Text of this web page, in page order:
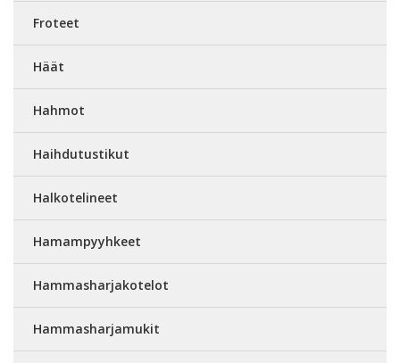
Froteet
Häät
Hahmot
Haihdutustikut
Halkotelineet
Hamampyyhkeet
Hammasharjakotelot
Hammasharjamukit